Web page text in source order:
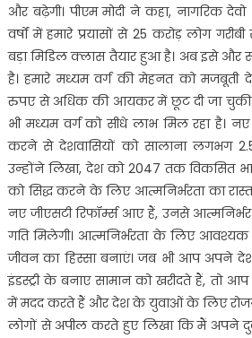
और बढ़ेगी। पीएम मोदी ने कहा, नागरिक देवो
वर्षों में हमारे प्रयासों से 25 करोड़ लोग
बड़ा मिडिल क्लास तैयार हुआ है। अब इसे और
है। हमारे मध्यम वर्ग की मेहनत को
रुपए से अधिक की आयकर में छूट दी जा चुकी
भी मध्यम वर्ग को सीधे लाभ मिल रहा है। नए
करने से देशवासियों को सालाना लगभग
उन्होंने लिखा, देश को 2047 तक विकसित
को सिद्ध करने के लिए आत्मनिर्भरता का
नए जीएसटी रिफॉर्म्स आए हैं, उनसे
गति मिलेगी। आत्मनिर्भरता के लिए
जीवन का हिस्सा बनाएं। जब भी आप अपने
इंडस्ट्री के बनाए सामान को खरीदते हैं, तो आप
में मदद करते हैं और देश के युवाओं के लिए
लोगों से अपील करते हुए लिखा कि मैं अपने